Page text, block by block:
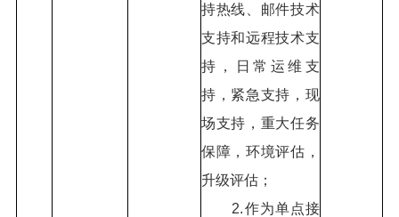
持热线、邮件技术
支持和远程技术支
持，日常运维支
持，紧急支持，现
场支持，重大任务
保障，环境评估，
升级评估；
2.作为单点接